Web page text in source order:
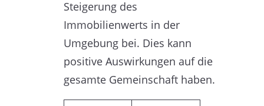
Steigerung des
Immobilienwerts in der
Umgebung bei. Dies kann
positive Auswirkungen auf die
gesamte Gemeinschaft haben.